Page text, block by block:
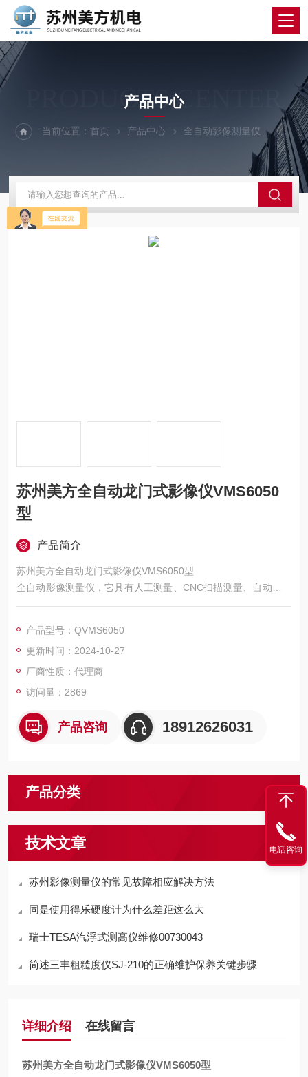
PRODUCTS CENTER
产品中心
当前位置：首页 产品中心 全自动影像测量仪 美方
苏州美方全自动龙门式影像仪VMS6050
型
产品简介
苏州美方全自动龙门式影像仪VMS6050型
全自动影像测量仪，它具有人工测量、CNC扫描测量、自动学习
测量三种方式，并可将三种方式的模块叠加进行复合测量。可扫
的生成图形与影像地图图影同步，它可点击图形自动回位、全屏
鹰眼放大。可对任意被测尺寸通过标件实测修正造影成像误差，
并对其进行标定，从而提高关键数据的批测精度。
产品型号：QVMS6050
更新时间：2024-10-27
厂商性质：代理商
访问量：2869
产品咨询 18912626031
产品分类
技术文章
苏州影像测量仪的常见故障相应解决方法
同是使用得乐硬度计为什么差距这么大
瑞士TESA汽浮式测高仪维修00730043
简述三丰粗糙度仪SJ-210的正确维护保养关键步骤
详细介绍 在线留言
苏州美方全自动龙门式影像仪VMS6050型
电话咨询